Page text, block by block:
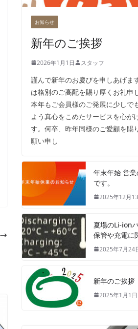
お知らせ
新年のご挨拶
2026年1月1日 スタッフ
謹んで新年のお慶びを申しあげま
は格別のご高配を賜り厚くお礼申
本年もご会員様のご発展に少しで
よう真心をこめたサービスを心が
す。何卒、昨年同様のご愛顧を賜
願い申し
年末年始 営
です。
2025年12月
夏場のLi-ion
保管や充電に
2025年7月24
新年のご挨拶
2025年1月1日